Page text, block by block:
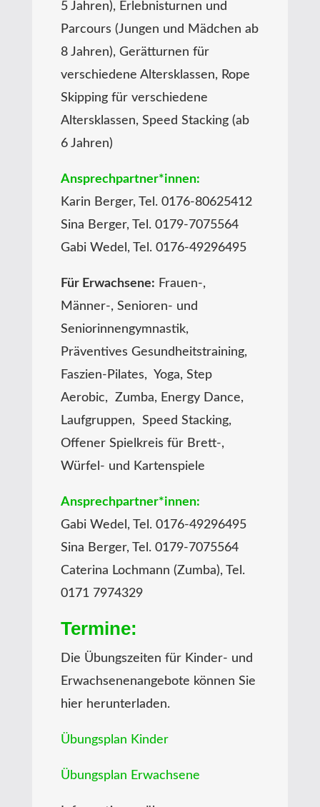
5 Jahren), Erlebnisturnen und
Parcours (Jungen und Mädchen ab
8 Jahren), Gerätturnen für
verschiedene Altersklassen, Rope
Skipping für verschiedene
Altersklassen, Speed Stacking (ab
6 Jahren)
Ansprechpartner*innen:
Karin Berger, Tel. 0176-80625412
Sina Berger, Tel. 0179-7075564
Gabi Wedel, Tel. 0176-49296495
Für Erwachsene: Frauen-,
Männer-, Senioren- und
Seniorinnengymnastik,
Präventives Gesundheitstraining,
Faszien-Pilates, Yoga, Step
Aerobic, Zumba, Energy Dance,
Laufgruppen, Speed Stacking,
Offener Spielkreis für Brett-,
Würfel- und Kartenspiele
Ansprechpartner*innen:
Gabi Wedel, Tel. 0176-49296495
Sina Berger, Tel. 0179-7075564
Caterina Lochmann (Zumba), Tel.
0171 7974329
Termine:
Die Übungszeiten für Kinder- und
Erwachsenenangebote können Sie
hier herunterladen.
Übungsplan Kinder
Übungsplan Erwachsene